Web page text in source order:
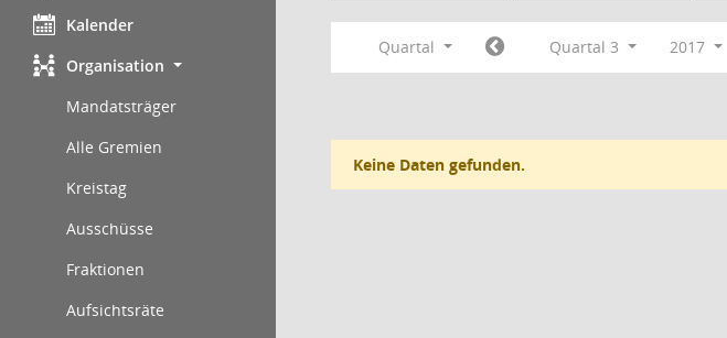
Kalender
Organisation
Mandatsträger
Alle Gremien
Kreistag
Ausschüsse
Fraktionen
Aufsichtsräte
Quartal Quartal 3 2017
Keine Daten gefunden.